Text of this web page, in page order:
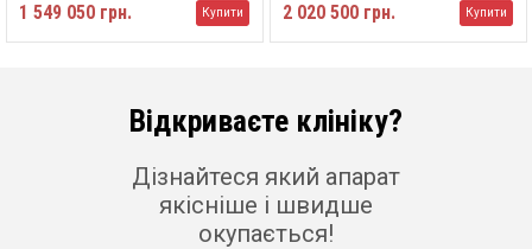
1 549 050 грн. Купити 2 020 500 грн. Купити
Відкриваєте клініку?
Дізнайтеся який апарат
якісніше і швидше
окупається!